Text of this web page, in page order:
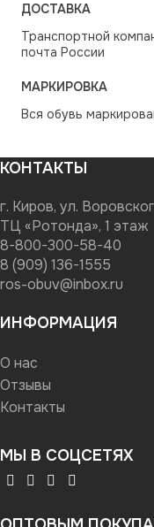
ДОСТАВКА
Транспортной
почта России
МАРКИРОВКА
Вся обувь
КОНТАКТЫ
г. Киров, ул.
ТЦ «Ротонда», 1 этаж
8-800-300-58-40
8 (909) 136-1555
ros-obuv@inbox.ru
ИНФОРМАЦИЯ
О нас
Отзывы
Контакты
МЫ В СОЦСЕТЯХ